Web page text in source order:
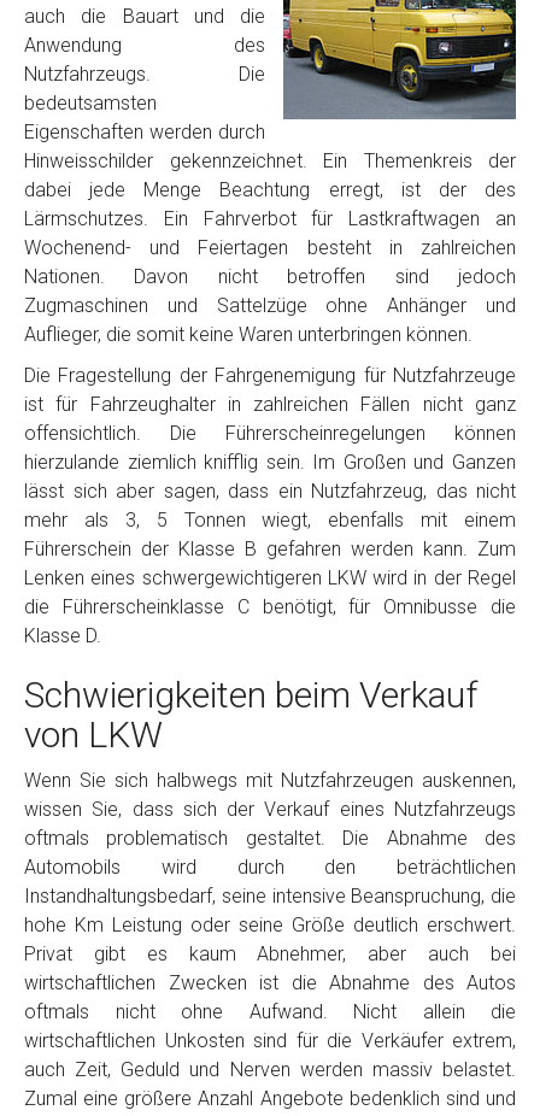
auch die Bauart und die
Anwendung des
Nutzfahrzeugs. Die
bedeutsamsten
Eigenschaften werden durch
Hinweisschilder gekennzeichnet. Ein Themenkreis der
dabei jede Menge Beachtung erregt, ist der des
Lärmschutzes. Ein Fahrverbot für Lastkraftwagen an
Wochenend- und Feiertagen besteht in zahlreichen
Nationen. Davon nicht betroffen sind jedoch
Zugmaschinen und Sattelzüge ohne Anhänger und
Auflieger, die somit keine Waren unterbringen können.
Die Fragestellung der Fahrgenemigung für Nutzfahrzeuge
ist für Fahrzeughalter in zahlreichen Fällen nicht ganz
offensichtlich. Die Führerscheinregelungen können
hierzulande ziemlich knifflig sein. Im Großen und Ganzen
lässt sich aber sagen, dass ein Nutzfahrzeug, das nicht
mehr als 3, 5 Tonnen wiegt, ebenfalls mit einem
Führerschein der Klasse B gefahren werden kann. Zum
Lenken eines schwergewichtigeren LKW wird in der Regel
die Führerscheinklasse C benötigt, für Omnibusse die
Klasse D.
Schwierigkeiten beim Verkauf
von LKW
Wenn Sie sich halbwegs mit Nutzfahrzeugen auskennen,
wissen Sie, dass sich der Verkauf eines Nutzfahrzeugs
oftmals problematisch gestaltet. Die Abnahme des
Automobils wird durch den beträchtlichen
Instandhaltungsbedarf, seine intensive Beanspruchung, die
hohe Km Leistung oder seine Größe deutlich erschwert.
Privat gibt es kaum Abnehmer, aber auch bei
wirtschaftlichen Zwecken ist die Abnahme des Autos
oftmals nicht ohne Aufwand. Nicht allein die
wirtschaftlichen Unkosten sind für die Verkäufer extrem,
auch Zeit, Geduld und Nerven werden massiv belastet.
Zumal eine größere Anzahl Angebote bedenklich sind und